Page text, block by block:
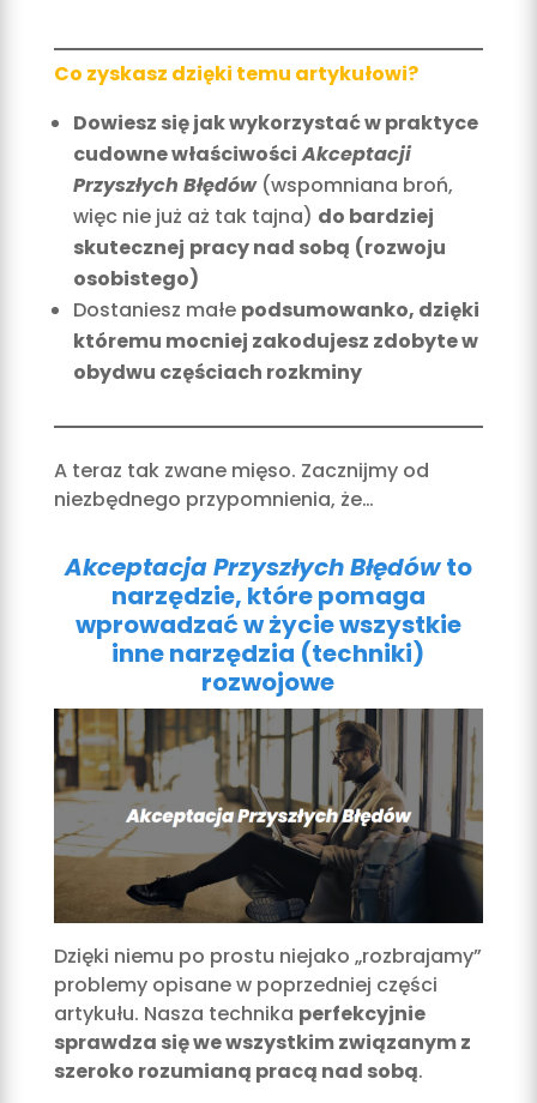
Co zyskasz dzięki temu artykułowi?
Dowiesz się jak wykorzystać w praktyce
cudowne właściwościAkceptacji
Przyszłych Błędów(wspomniana broń,
więc nie już aż tak tajna) do bardziej
skutecznej pracy nad sobą (rozwoju
osobistego)
Dostaniesz małe podsumowanko, dzięki
któremu mocniej zakodujesz zdobyte w
obydwu częściach rozkminy
A teraz tak zwane mięso. Zacznijmy od
niezbędnego przypomnienia, że…
Akceptacja Przyszłych Błędówto
narzędzie, które pomaga
wprowadzać w życie wszystkie
inne narzędzia (techniki)
rozwojowe
Dzięki niemu po prostu niejako „rozbrajamy”
problemy opisane w poprzedniej części
artykułu. Nasza technika perfekcyjnie
sprawdza się we wszystkim związanym z
szeroko rozumianą pracą nad sobą.